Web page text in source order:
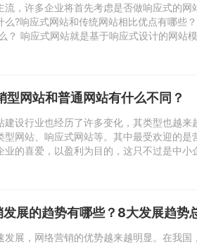
，许多企业将首先考虑是否做响应式的网
么?响应式网站和传统网站相比优点有哪些
？ 响应式网站就是基于响应式设计的网站
型网站和普通网站有什么不同？
设行业也经历了许多变化，其类型也越来
型网站、响应式网站等。其中最受欢迎的是
业的喜爱，以盈利为目的，这只不过是中小
展的趋势有哪些？8大发展趋势
展，网络营销的优势越来越明显。在我国